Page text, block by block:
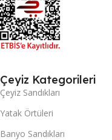
Çeyiz Kategorileri
Çeyiz Sandıkları
Yatak Örtüleri
Banyo Sandıkları